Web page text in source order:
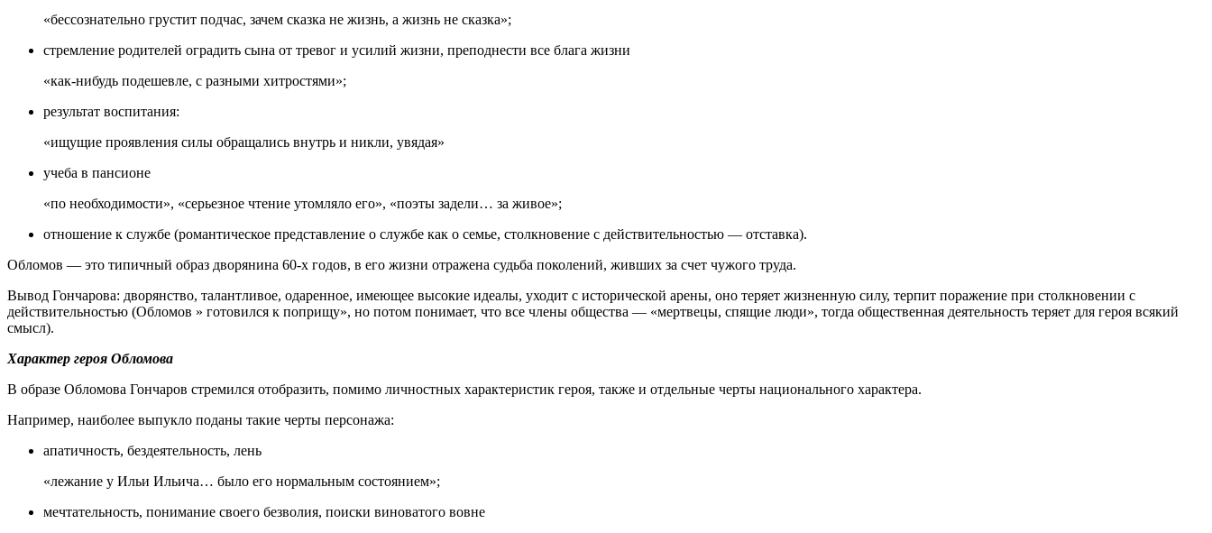
«бессознательно грустит подчас, зачем сказка не жизнь, а жизнь не сказка»;
стремление родителей оградить сына от тревог и усилий жизни, преподнести все блага жизни
«как-нибудь подешевле, с разными хитростями»;
результат воспитания:
«ищущие проявления силы обращались внутрь и никли, увядая»
учеба в пансионе
«по необходимости», «серьезное чтение утомляло его», «поэты задели… за живое»;
отношение к службе (романтическое представление о службе как о семье, столкновение с действительностью — отставка).
Обломов — это типичный образ дворянина 60-х годов, в его жизни отражена судьба поколений, живших за счет чужого труда.
Вывод Гончарова: дворянство, талантливое, одаренное, имеющее высокие идеалы, уходит с исторической арены, оно теряет жизненную силу, терпит поражение при столкновении с
действительностью (Обломов » готовился к поприщу», но потом понимает, что все члены общества — «мертвецы, спящие люди», тогда общественная деятельность теряет для героя всякий
смысл).
Характер героя Обломова
В образе Обломова Гончаров стремился отобразить, помимо личностных характеристик героя, также и отдельные черты национального характера.
Например, наиболее выпукло поданы такие черты персонажа:
апатичность, бездеятельность, лень
«лежание у Ильи Ильича… было его нормальным состоянием»;
мечтательность, понимание своего безволия, поиски виноватого вовне